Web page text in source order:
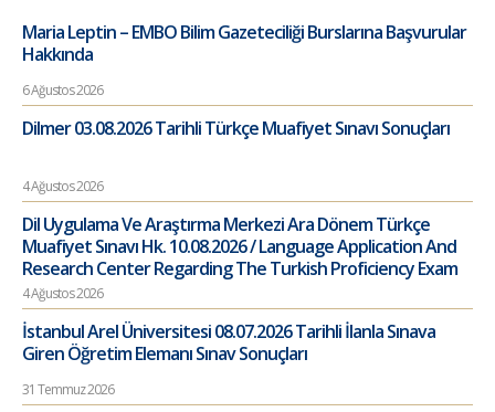
Maria Leptin – EMBO Bilim Gazeteciliği Burslarına Başvurular
Hakkında
6 Ağustos 2026
Dilmer 03.08.2026 Tarihli Türkçe Muafiyet Sınavı Sonuçları
4 Ağustos 2026
Dil Uygulama Ve Araştırma Merkezi Ara Dönem Türkçe
Muafiyet Sınavı Hk. 10.08.2026 / Language Application And
Research Center Regarding The Turkish Proficiency Exam
4 Ağustos 2026
İstanbul Arel Üniversitesi 08.07.2026 Tarihli İlanla Sınava
Giren Öğretim Elemanı Sınav Sonuçları
31 Temmuz 2026